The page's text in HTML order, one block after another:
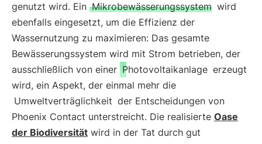
genutzt wird. Ein Mikrobewässerungssystem wird
ebenfalls eingesetzt, um die Effizienz der
Wassernutzung zu maximieren: Das gesamte
Bewässerungssystem wird mit Strom betrieben, der
ausschließlich von einer Photovoltaikanlage erzeugt
wird, ein Aspekt, der einmal mehr die
Umweltverträglichkeit der Entscheidungen von
Phoenix Contact unterstreicht. Die realisierte Oase
der Biodiversität wird in der Tat durch gut